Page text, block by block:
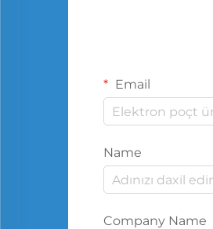
Email
Name
Company Name